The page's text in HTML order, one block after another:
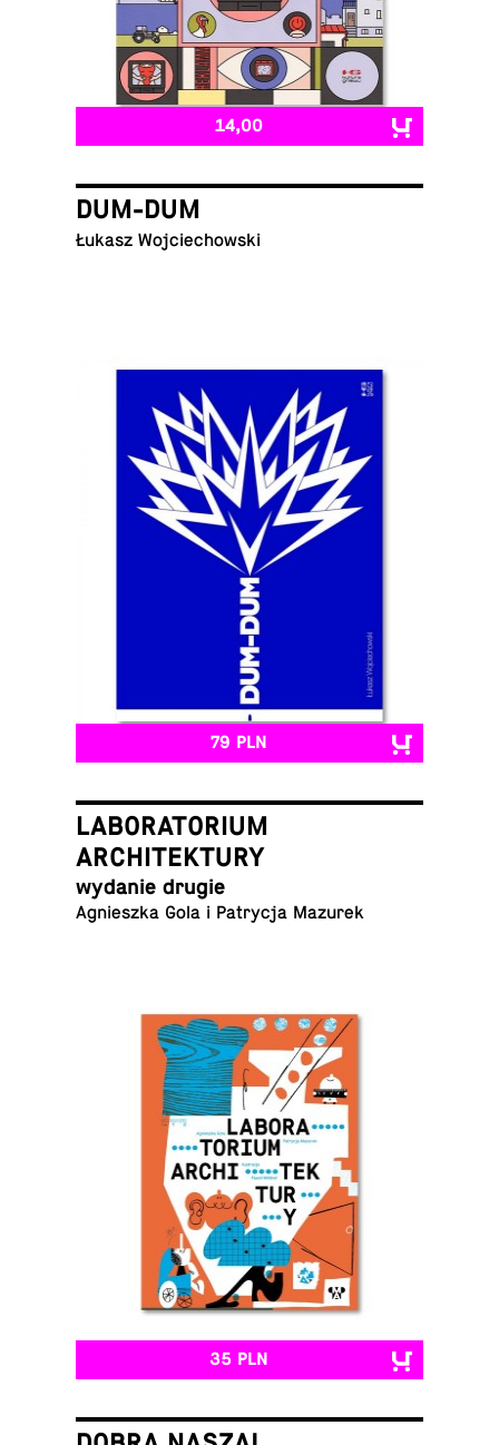
14,00
DUM-DUM
Łukasz Wojciechowski
79 PLN
LABORATORIUM
ARCHITEKTURY
wydanie drugie
Ag­nieszka Gola i Pa­trycja Mazurek
35 PLN